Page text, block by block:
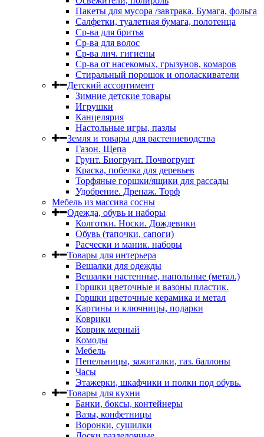
Пакеты для мусора /завтрака. Бумага, фольга
Салфетки, туалетная бумага, полотенца
Ср-ва для бритья
Ср-ва для волос
Ср-ва лич. гигиены
Ср-ва от насекомых, грызунов, комаров
Стиральный порошок и ополаскиватели
Детский ассортимент
Зимние детские товары
Игрушки
Канцелярия
Настольные игры, пазлы
Земля и товары для растениеводства
Газон. Щепа
Грунт. Биогрунт. Почвогрунт
Краска, побелка для деревьев
Торфяные горшки/ящики для рассады
Удобрение. Дренаж. Торф
Мебель из массива сосны
Одежда, обувь и наборы
Колготки. Носки. Дождевики
Обувь (тапочки, сапоги)
Расчески и маник. наборы
Товары для интерьера
Вешалки для одежды
Вешалки настенные, напольные (метал.)
Горшки цветочные и вазоны пластик.
Горшки цветочные керамика и метал
Картины и ключницы, подарки
Коврики
Коврик мерный
Комоды
Мебель
Пепельницы, зажигалки, газ. баллоны
Часы
Этажерки, шкафчики и полки под обувь.
Товары для кухни
Банки, боксы, контейнеры
Вазы, конфетницы
Воронки, сушилки